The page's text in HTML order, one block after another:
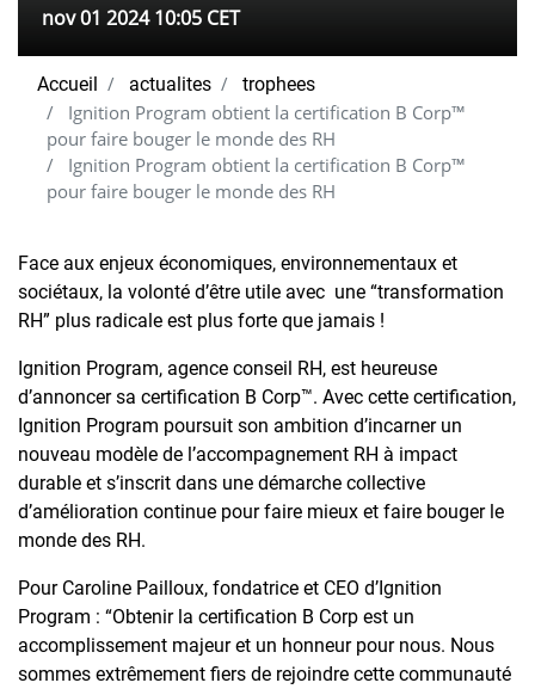
nov 01 2024 10:05 CET
Accueil actualites trophees
Ignition Program obtient la certification B Corp™
pour faire bouger le monde des RH
Ignition Program obtient la certification B Corp™
pour faire bouger le monde des RH
Face aux enjeux économiques, environnementaux et
sociétaux, la volonté d’être utile avec une “transformation
RH” plus radicale est plus forte que jamais !
Ignition Program, agence conseil RH, est heureuse
d’annoncer sa certification B Corp™. Avec cette certification,
Ignition Program poursuit son ambition d’incarner un
nouveau modèle de l’accompagnement RH à impact
durable et s’inscrit dans une démarche collective
d’amélioration continue pour faire mieux et faire bouger le
monde des RH.
Pour Caroline Pailloux, fondatrice et CEO d’Ignition
Program : “Obtenir la certification B Corp est un
accomplissement majeur et un honneur pour nous. Nous
sommes extrêmement fiers de rejoindre cette communauté